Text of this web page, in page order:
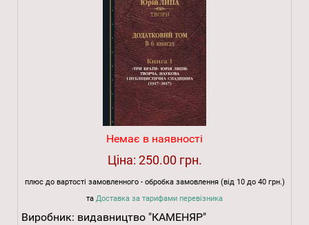
Немає в наявності
Ціна: 250.00 грн.
плюс до вартості замовленного - обробка замовлення (від 10 до 40 грн.)
та Доставка за тарифами перевізника
Виробник: видавництво "КАМЕНЯР"